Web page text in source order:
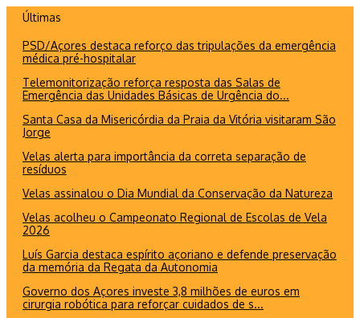
conteúdo
Últimas
PSD/Açores destaca reforço das tripulações da emergência
médica pré-hospitalar
Telemonitorização reforça resposta das Salas de
Emergência das Unidades Básicas de Urgência do...
Santa Casa da Misericórdia da Praia da Vitória visitaram São
Jorge
Velas alerta para importância da correta separação de
resíduos
Velas assinalou o Dia Mundial da Conservação da Natureza
Velas acolheu o Campeonato Regional de Escolas de Vela
2026
Luís Garcia destaca espírito açoriano e defende preservação
da memória da Regata da Autonomia
Governo dos Açores investe 3,8 milhões de euros em
cirurgia robótica para reforçar cuidados de s...